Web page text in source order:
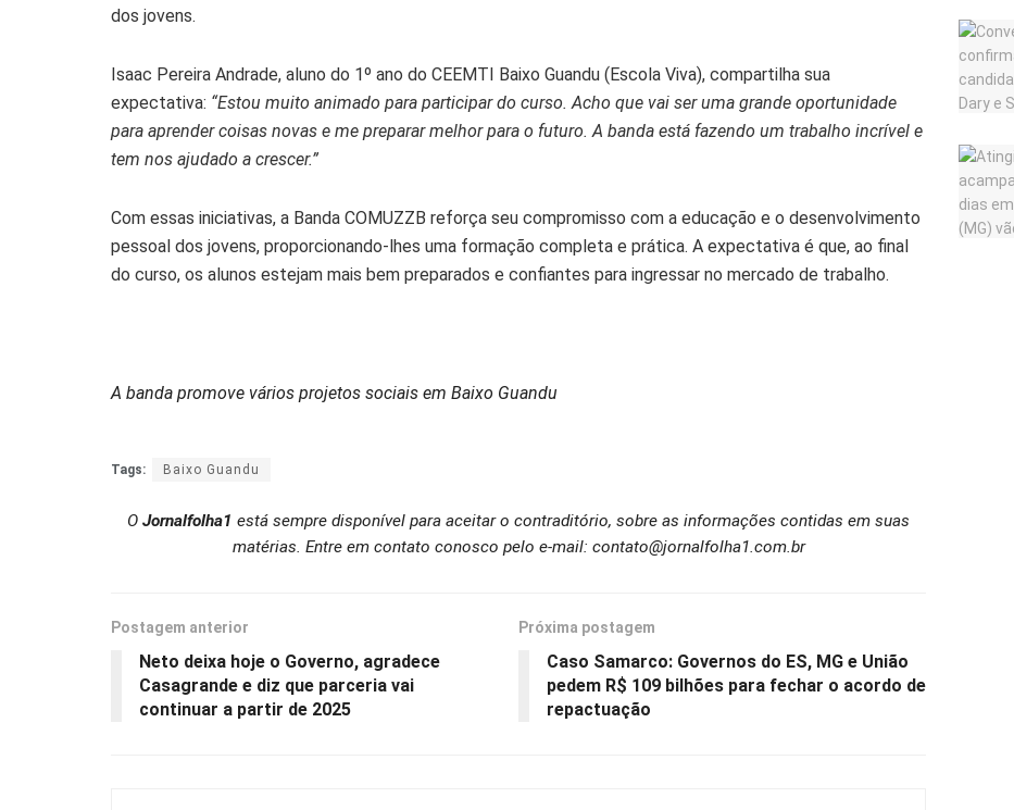
dos jovens.
Isaac Pereira Andrade, aluno do 1º ano do CEEMTI Baixo Guandu (Escola Viva), compartilha sua
expectativa: “Estou muito animado para participar do curso. Acho que vai ser uma grande oportunidade
para aprender coisas novas e me preparar melhor para o futuro. A banda está fazendo um trabalho incrível e
tem nos ajudado a crescer.”
Com essas iniciativas, a Banda COMUZZB reforça seu compromisso com a educação e o desenvolvimento
pessoal dos jovens, proporcionando-lhes uma formação completa e prática. A expectativa é que, ao final
do curso, os alunos estejam mais bem preparados e confiantes para ingressar no mercado de trabalho.
A banda promove vários projetos sociais em Baixo Guandu
Tags: Baixo Guandu
O Jornalfolha1 está sempre disponível para aceitar o contraditório, sobre as informações contidas em suas
matérias. Entre em contato conosco pelo e-mail: contato@jornalfolha1.com.br
Postagem anterior
Neto deixa hoje o Governo, agradece
Casagrande e diz que parceria vai
continuar a partir de 2025
Próxima postagem
Caso Samarco: Governos do ES, MG e União
pedem R$ 109 bilhões para fechar o acordo de
repactuação